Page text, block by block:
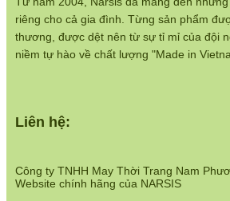
Chính sách bán hàng:
https://www.narsis.vn/chinh-
Công ty TNHH May Thời Trang Nam
Website chính hãng của NARSIS
Liên hệ:
riêng cho cả gia đình. Từng sản phẩm
thương, được dệt nên từ sự tỉ mỉ của đội
niềm tự hào về chất lượng "Made in